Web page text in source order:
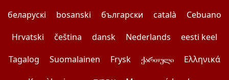
беларускі
bosanski български català
Cebuano
Hrvatski
čeština dansk Nederlands
eesti keel
Tagalog
Suomalainen Frysk ქართული
Ελληνικά